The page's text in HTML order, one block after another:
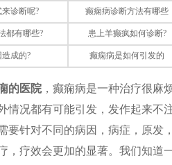
诊断呢? 癫痫病诊断方法有哪些
都有哪些? 患上羊癫疯如何诊断?
成的? 癫痫病是如何引发的
的医院，癫痫病是一种治疗很麻
情况都有可能引发，发作起来不
要针对不同的病因，病症，原发
，疗效会更加的显著。我们知道